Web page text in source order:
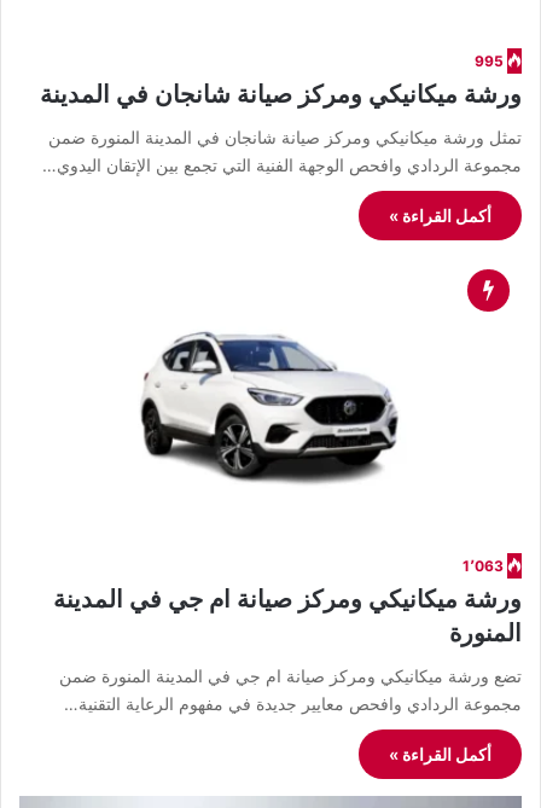
995
ورشة ميكانيكي ومركز صيانة شانجان في المدينة
تمثل ورشة ميكانيكي ومركز صيانة شانجان في المدينة المنورة ضمن
مجموعة الردادي وافحص الوجهة الفنية التي تجمع بين الإتقان اليدوي…
أكمل القراءة »
1٬063
ورشة ميكانيكي ومركز صيانة ام جي في المدينة
المنورة
تضع ورشة ميكانيكي ومركز صيانة ام جي في المدينة المنورة ضمن
مجموعة الردادي وافحص معايير جديدة في مفهوم الرعاية التقنية…
أكمل القراءة »